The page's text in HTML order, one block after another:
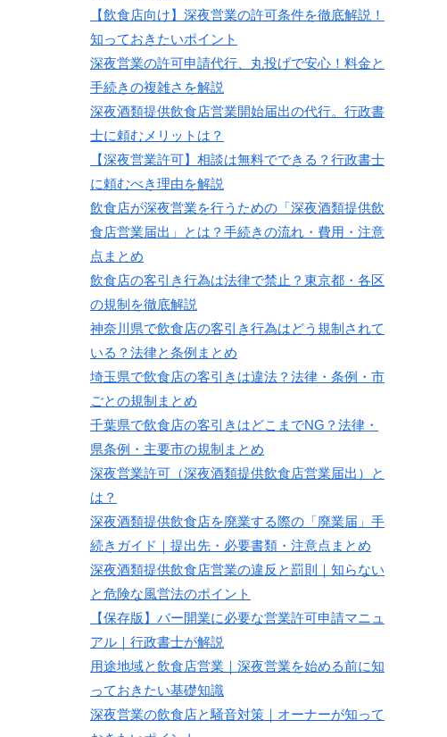
【飲食店向け】深夜営業の許可条件を徹底解説！
知っておきたいポイント
深夜営業の許可申請代行、丸投げで安心！料金と
手続きの複雑さを解説
深夜酒類提供飲食店営業開始届出の代行。行政書
士に頼むメリットは？
【深夜営業許可】相談は無料でできる？行政書士
に頼むべき理由を解説
飲食店が深夜営業を行うための「深夜酒類提供飲
食店営業届出」とは？手続きの流れ・費用・注意
点まとめ
飲食店の客引き行為は法律で禁止？東京都・各区
の規制を徹底解説
神奈川県で飲食店の客引き行為はどう規制されて
いる？法律と条例まとめ
埼玉県で飲食店の客引きは違法？法律・条例・市
ごとの規制まとめ
千葉県で飲食店の客引きはどこまでNG？法律・
県条例・主要市の規制まとめ
深夜営業許可（深夜酒類提供飲食店営業届出）と
は？
深夜酒類提供飲食店を廃業する際の「廃業届」手
続きガイド｜提出先・必要書類・注意点まとめ
深夜酒類提供飲食店営業の違反と罰則｜知らない
と危険な風営法のポイント
【保存版】バー開業に必要な営業許可申請マニュ
アル｜行政書士が解説
用途地域と飲食店営業｜深夜営業を始める前に知
っておきたい基礎知識
深夜営業の飲食店と騒音対策｜オーナーが知って